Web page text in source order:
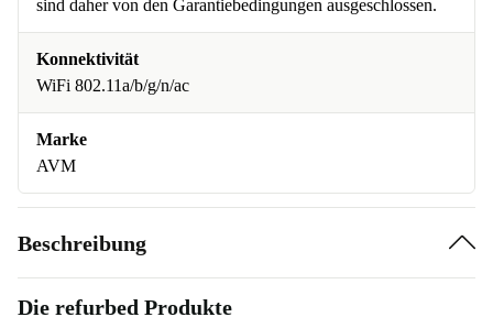
sind daher von den Garantiebedingungen ausgeschlossen.
Konnektivität
WiFi 802.11a/b/g/n/ac
Marke
AVM
Beschreibung
Die refurbed Produkte